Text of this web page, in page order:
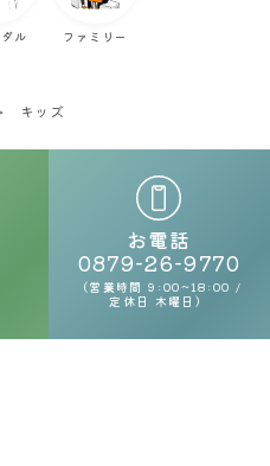
ル ファミリー
キッズ
お電話
0879-26-9770
（営業時間 9:00~18:00 /
定休日 木曜日）